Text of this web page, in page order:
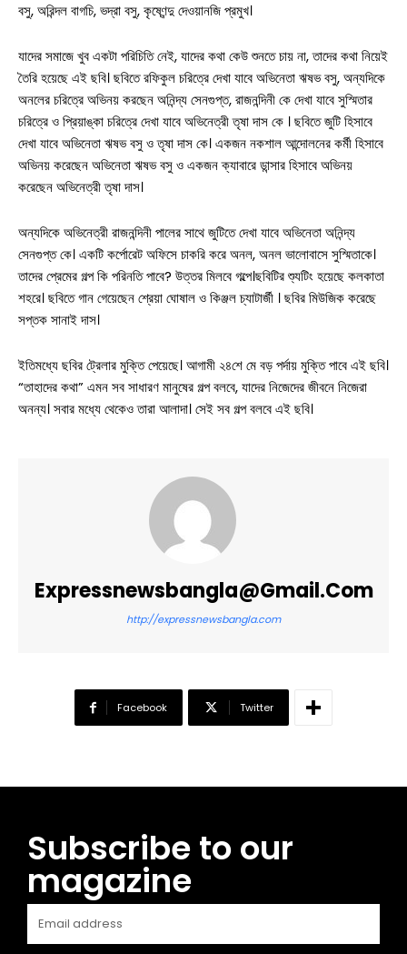
বসু, অরিন্দল বাগচি, ভদ্রা বসু, কৃষ্ণেন্দু দেওয়ানজি প্রমুখ।
যাদের সমাজে খুব একটা পরিচিতি নেই, যাদের কথা কেউ শুনতে চায় না, তাদের কথা নিয়েই
তৈরি হয়েছে এই ছবি। ছবিতে রফিকুল চরিত্রে দেখা যাবে অভিনেতা ঋষভ বসু, অন্যদিকে
অনলের চরিত্রে অভিনয় করছেন অনিন্দ্য সেনগুপ্ত, রাজনন্দিনী কে দেখা যাবে সুস্মিতার
চরিত্রে ও প্রিয়াঙ্কা চরিত্রে দেখা যাবে অভিনেত্রী তৃষা দাস কে । ছবিতে জুটি হিসাবে
দেখা যাবে অভিনেতা ঋষভ বসু ও তৃষা দাস কে। একজন নকশাল আন্দোলনের কর্মী হিসাবে
অভিনয় করেছেন অভিনেতা ঋষভ বসু ও একজন ক্যাবারে ডান্সার হিসাবে অভিনয়
করেছেন অভিনেত্রী তৃষা দাস।
অন্যদিকে অভিনেত্রী রাজনন্দিনী পালের সাথে জুটিতে দেখা যাবে অভিনেতা অনিন্দ্য
সেনগুপ্ত কে। একটি কর্পোরেট অফিসে চাকরি করে অনল, অনল ভালোবাসে সুস্মিতাকে।
তাদের প্রেমের গল্প কি পরিনতি পাবে? উত্তর মিলবে গল্পে।ছবিটির শ্যুটিং হয়েছে কলকাতা
শহরে। ছবিতে গান গেয়েছেন শ্রেয়া ঘোষাল ও কিঞ্জল চ্যাটার্জী । ছবির মিউজিক করেছে
সপ্তক সানাই দাস।
ইতিমধ্যে ছবির ট্রেলার মুক্তি পেয়েছে। আগামী ২৪শে মে বড় পর্দায় মুক্তি পাবে এই ছবি।
“তাহাদের কথা” এমন সব সাধারণ মানুষের গল্প বলবে, যাদের নিজেদের জীবনে নিজেরা
অনন্য। সবার মধ্যে থেকেও তারা আলাদা। সেই সব গল্প বলবে এই ছবি।
Expressnewsbangla@gmail.com
http://expressnewsbangla.com
Facebook Twitter
Subscribe to our
magazine